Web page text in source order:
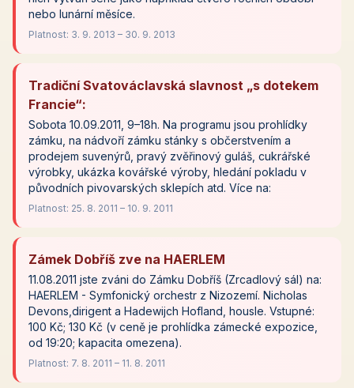
nebo lunární měsíce.
Platnost: 3. 9. 2013 – 30. 9. 2013
Tradiční Svatováclavská slavnost „s dotekem
Francie“:
Sobota 10.09.2011, 9–18h. Na programu jsou prohlídky
zámku, na nádvoří zámku stánky s občerstvením a
prodejem suvenýrů, pravý zvěřinový guláš, cukrářské
výrobky, ukázka kovářské výroby, hledání pokladu v
původních pivovarských sklepích atd. Více na:
Platnost: 25. 8. 2011 – 10. 9. 2011
Zámek Dobříš zve na HAERLEM
11.08.2011 jste zváni do Zámku Dobříš (Zrcadlový sál) na:
HAERLEM - Symfonický orchestr z Nizozemí. Nicholas
Devons,dirigent a Hadewijch Hofland, housle. Vstupné:
100 Kč; 130 Kč (v ceně je prohlídka zámecké expozice,
od 19:20; kapacita omezena).
Platnost: 7. 8. 2011 – 11. 8. 2011